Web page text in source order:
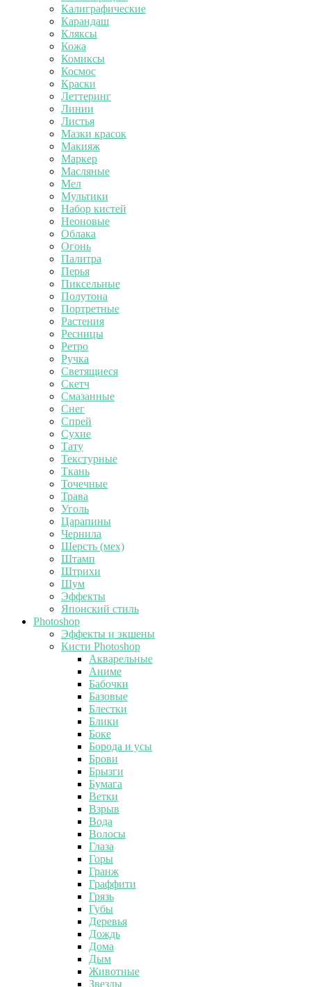
Калиграфические
Карандаш
Кляксы
Кожа
Комиксы
Космос
Краски
Леттеринг
Линии
Листья
Мазки красок
Макияж
Маркер
Масляные
Мел
Мультики
Набор кистей
Неоновые
Облака
Огонь
Палитра
Перья
Пиксельные
Полутона
Портретные
Растения
Ресницы
Ретро
Ручка
Светящиеся
Скетч
Смазанные
Снег
Спрей
Сухие
Тату
Текстурные
Ткань
Точечные
Трава
Уголь
Царапины
Чернила
Шерсть (мех)
Штамп
Штрихи
Шум
Эффекты
Японский стиль
Photoshop
Эффекты и экшены
Кисти Photoshop
Акварельные
Аниме
Бабочки
Базовые
Блестки
Блики
Боке
Борода и усы
Брови
Брызги
Бумага
Ветки
Взрыв
Вода
Волосы
Глаза
Горы
Гранж
Граффити
Грязь
Губы
Деревья
Дождь
Дома
Дым
Животные
Звезды